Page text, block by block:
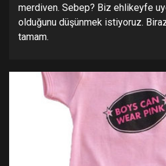
merdiven. Sebep? Biz ehlikeyfe
olduğunu düşünmek istiyoruz.
tamam.